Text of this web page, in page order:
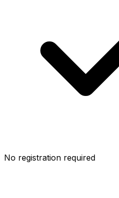
No registration required